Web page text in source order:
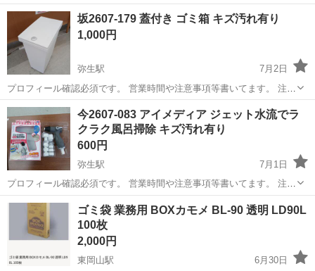
⚠️ 当店はリサイクルショップの為、原則として 返品・交換や修理等の
対応は致しかねます。 家電等に関しましては、ご購入から３日以内に
商品の不備や故障があっ...
岡山 倉敷市 掃除用具 ダイソー
坂2607-179 蓋付き ゴミ箱 キズ汚れ有り
1,000円
弥生駅
7月2日
プロフィール確認必須です。 営業時間や注意事項等書いてます。 注意
⚠️ 当店はリサイクルショップの為、原則として 返品・交換や修理等の
対応は致しかねます。 家電等に関しましては、ご購入から３日以内に
商品の不備や故障があっ...
岡山 倉敷市 掃除用具
今2607-083 アイメディア ジェット水流でラ
クラク風呂掃除 キズ汚れ有り
600円
弥生駅
7月1日
プロフィール確認必須です。 営業時間や注意事項等書いてます。 注意
⚠️ 当店はリサイクルショップの為、原則として 返品・交換や修理等の
対応は致しかねます。 家電等に関しましては、ご購入から３日以内に
商品の不備や故障があっ...
岡山 倉敷市 弥生駅 掃除用具
ゴミ袋 業務用 BOXカモメ BL-90 透明 LD90L
100枚
2,000円
東岡山駅 6月30日